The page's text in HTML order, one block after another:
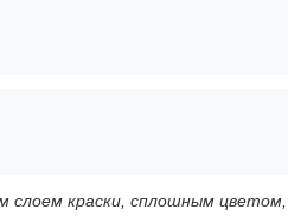
краски, сплошным